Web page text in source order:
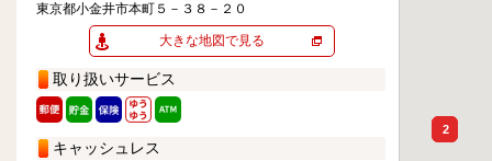
東京都小金井市本町５－３８－２０
大きな地図で見る
取り扱いサービス
キャッシュレス
2